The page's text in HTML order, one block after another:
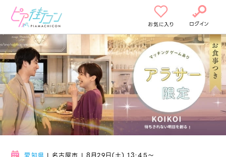
お気に入り ログイン
愛知県 | 名古屋市 | 8月29日(土) 13:45〜